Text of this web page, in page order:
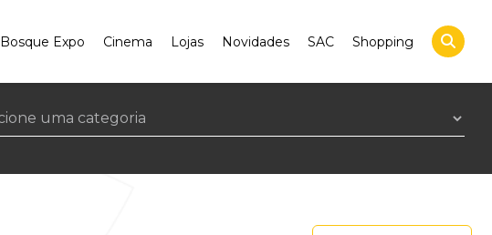
Bosque Expo Cinema Lojas Novidades SAC Shopping